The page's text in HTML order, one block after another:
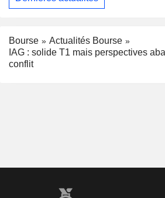
Bourse
Actualités Bourse
IAG : solide T1 mais perspectives
conflit